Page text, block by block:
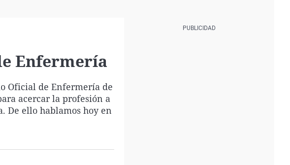
Enfermería
Oficial de Enfermería de
acercar la profesión a
De ello hablamos hoy en